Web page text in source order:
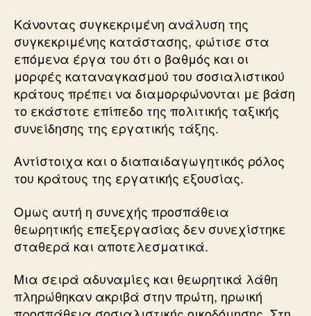
Κάνοντας συγκεκριμένη ανάλυση της
συγκεκριμένης κατάστασης, φώτισε στα
επόμενα έργα του ότι ο βαθμός και οι
μορφές καταναγκασμού του σοσιαλιστικού
κράτους πρέπει να διαμορφώνονται με βάση
το εκάστοτε επίπεδο της πολιτικής ταξικής
συνείδησης της εργατικής τάξης.
Αντίστοιχα και ο διαπαιδαγωγητικός ρόλος
του κράτους της εργατικής εξουσίας.
Ομως αυτή η συνεχής προσπάθεια
θεωρητικής επεξεργασίας δεν συνεχίστηκε
σταθερά και αποτελεσματικά.
Μια σειρά αδυναμίες και θεωρητικά λάθη
πληρώθηκαν ακριβά στην πρώτη, ηρωική